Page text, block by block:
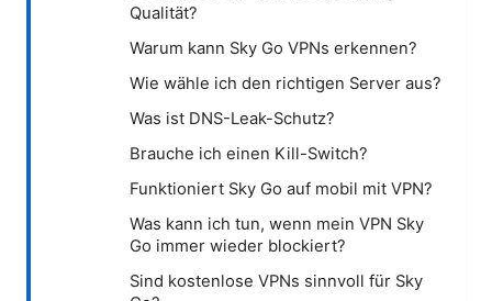
Qualität?
Warum kann Sky Go VPNs erkennen?
Wie wähle ich den richtigen Server aus?
Was ist DNS-Leak-Schutz?
Brauche ich einen Kill-Switch?
Funktioniert Sky Go auf mobil mit VPN?
Was kann ich tun, wenn mein VPN Sky
Go immer wieder blockiert?
Sind kostenlose VPNs sinnvoll für Sky